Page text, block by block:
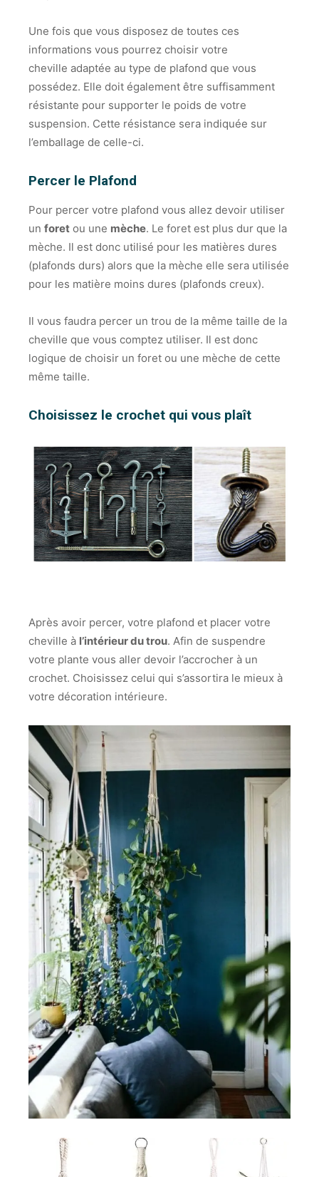
Une fois que vous disposez de toutes ces
informations vous pourrez choisir votre
cheville adaptée au type de plafond que vous
possédez. Elle doit également être suffisamment
résistante pour supporter le poids de votre
suspension. Cette résistance sera indiquée sur
l’emballage de celle-ci.
Percer le Plafond
Pour percer votre plafond vous allez devoir utiliser
un foret ou une mèche. Le foret est plus dur que la
mèche. Il est donc utilisé pour les matières dures
(plafonds durs) alors que la mèche elle sera utilisée
pour les matière moins dures (plafonds creux).
Il vous faudra percer un trou de la même taille de la
cheville que vous comptez utiliser. Il est donc
logique de choisir un foret ou une mèche de cette
même taille.
Choisissez le crochet qui vous plaît
Après avoir percer, votre plafond et placer votre
cheville à l’intérieur du trou. Afin de suspendre
votre plante vous aller devoir l’accrocher à un
crochet. Choisissez celui qui s’assortira le mieux à
votre décoration intérieure.